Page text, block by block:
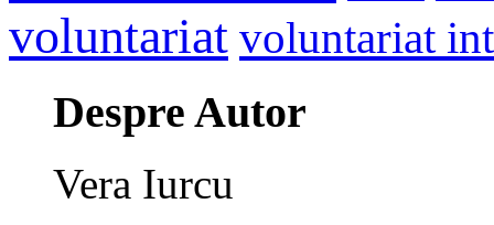
voluntariat voluntariat
Despre Autor
Vera Iurcu